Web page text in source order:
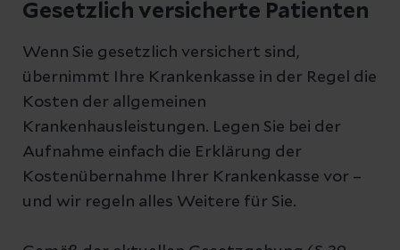
Gesetzlich versicherte Patienten
Wenn Sie gesetzlich versichert sind,
übernimmt Ihre Krankenkasse in der Regel die
Kosten der allgemeinen
Krankenhausleistungen. Legen Sie bei der
Aufnahme einfach die Erklärung der
Kostenübernahme Ihrer Krankenkasse vor –
und wir regeln alles Weitere für Sie.